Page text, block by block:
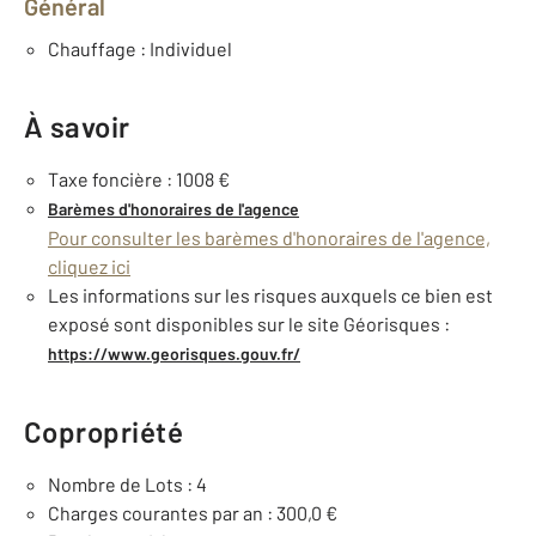
Général
Chauffage : Individuel
À savoir
Taxe foncière : 1008 €
Barèmes d'honoraires de l'agence
Pour consulter les barèmes d'honoraires de l'agence,
cliquez ici
Les informations sur les risques auxquels ce bien est
exposé sont disponibles sur le site Géorisques :
https://www.georisques.gouv.fr/
Copropriété
Nombre de Lots : 4
Charges courantes par an : 300,0 €